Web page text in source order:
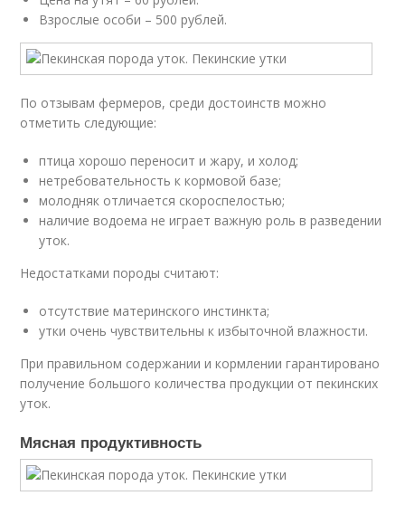
Взрослые особи – 500 рублей.
По отзывам фермеров, среди достоинств можно
отметить следующие:
птица хорошо переносит и жару, и холод;
нетребовательность к кормовой базе;
молодняк отличается скороспелостью;
наличие водоема не играет важную роль в разведении
уток.
Недостатками породы считают:
отсутствие материнского инстинкта;
утки очень чувствительны к избыточной влажности.
При правильном содержании и кормлении гарантировано
получение большого количества продукции от пекинских
уток.
Мясная продуктивность